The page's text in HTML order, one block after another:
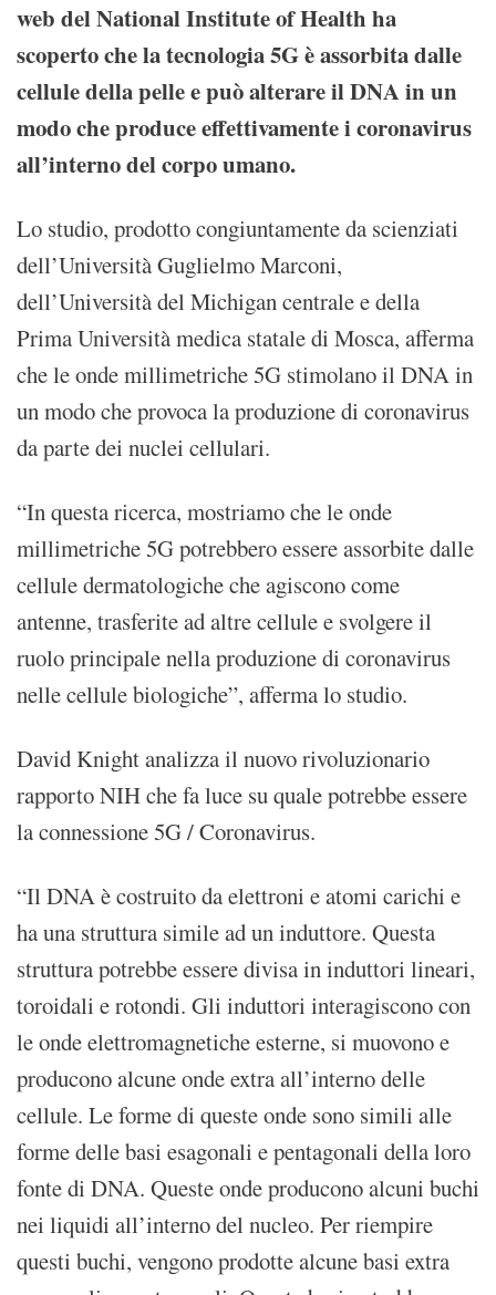
web del National Institute of Health ha
scoperto che la tecnologia 5G è assorbita dalle
cellule della pelle e può alterare il DNA in un
modo che produce effettivamente i coronavirus
all’interno del corpo umano.
Lo studio, prodotto congiuntamente da scienziati
dell’Università Guglielmo Marconi,
dell’Università del Michigan centrale e della
Prima Università medica statale di Mosca, afferma
che le onde millimetriche 5G stimolano il DNA in
un modo che provoca la produzione di coronavirus
da parte dei nuclei cellulari.
“In questa ricerca, mostriamo che le onde
millimetriche 5G potrebbero essere assorbite dalle
cellule dermatologiche che agiscono come
antenne, trasferite ad altre cellule e svolgere il
ruolo principale nella produzione di coronavirus
nelle cellule biologiche”, afferma lo studio.
David Knight analizza il nuovo rivoluzionario
rapporto NIH che fa luce su quale potrebbe essere
la connessione 5G / Coronavirus.
“Il DNA è costruito da elettroni e atomi carichi e
ha una struttura simile ad un induttore. Questa
struttura potrebbe essere divisa in induttori lineari,
toroidali e rotondi. Gli induttori interagiscono con
le onde elettromagnetiche esterne, si muovono e
producono alcune onde extra all’interno delle
cellule. Le forme di queste onde sono simili alle
forme delle basi esagonali e pentagonali della loro
fonte di DNA. Queste onde producono alcuni buchi
nei liquidi all’interno del nucleo. Per riempire
questi buchi, vengono prodotte alcune basi extra